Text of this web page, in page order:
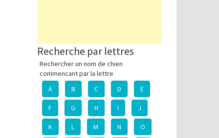
Recherche par lettres
Rechercher un nom de chien
commencant par la lettre
A
B C D E
F G H I J
K L M N O